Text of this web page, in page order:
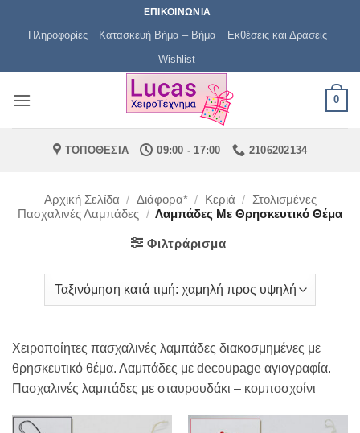
ΕΠΙΚΟΙΝΩΝΙΑ
Πληροφορίες Κατασκευή Βήμα – Βήμα
Εκθέσεις και Δράσεις
Wishlist
0
ΤΟΠΟΘΕΣΙΑ 09:00 - 17:00 2106202134
Αρχική Σελίδα / Διάφορα* / Κεριά / Στολισμένες
Πασχαλινές Λαμπάδες / Λαμπάδες Με Θρησκευτικό Θέμα
Φιλτράρισμα
Χειροποίητες πασχαλινές λαμπάδες διακοσμημένες με
θρησκευτικό θέμα. Λαμπάδες με decoupage αγιογραφία.
Πασχαλινές λαμπάδες με σταυρουδάκι – κομποσχοίνι